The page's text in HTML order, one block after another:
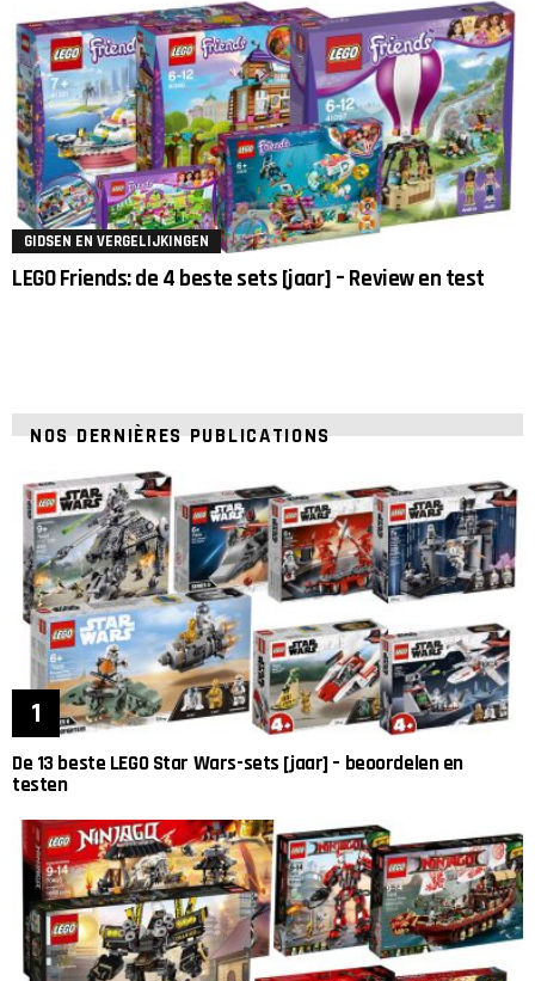
GIDSEN EN VERGELIJKINGEN
LEGO Friends: de 4 beste sets [jaar] – Review en test
NOS DERNIÈRES PUBLICATIONS
De 13 beste LEGO Star Wars-sets [jaar] – beoordelen en
testen